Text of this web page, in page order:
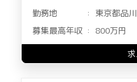
勤務地
東京都品
募集最高年収
800万円